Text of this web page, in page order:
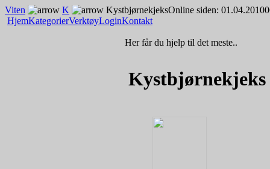
Viten K KystbjørnekjeksOnline siden: 01.04.2010
HjemKategorierVerktøyLoginKontakt
Her får du hjelp til det meste..
Kystbjørnekjeks